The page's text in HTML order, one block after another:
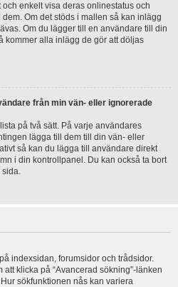
enkelt visa deras onlinestatus och
Om det stöds i mallen så kan inlägg
Om du lägger till en användare till din
kommer alla inlägg de gör att döljas
från min vän- eller ignorerade
på två sätt. På varje användares
lägga till dem till din vän- eller
så kan du lägga till användare direkt
i din kontrollpanel. Du kan också ta bort
sida.
indexsidan, forumsidor och trådsidor.
klicka på “Avancerad sökning”-länken
sökfunktionen nås kan variera